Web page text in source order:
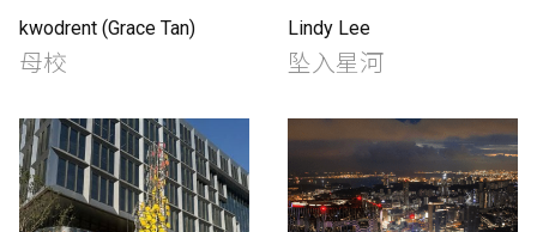
kwodrent (Grace Tan)
母校
Lindy Lee
坠入星河